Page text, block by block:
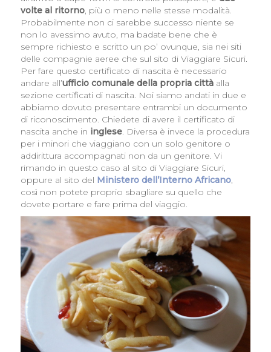
volte al ritorno, più o meno nelle stesse modalità.
Probabilmente non ci sarebbe successo niente se
non lo avessimo avuto, ma badate bene che è
sempre richiesto e scritto un po’ ovunque, sia nei siti
delle compagnie aeree che sul sito di Viaggiare Sicuri.
Per fare questo certificato di nascita è necessario
andare all’ufficio comunale della propria cittàalla
sezione certificati di nascita. Noi siamo andati in due e
abbiamo dovuto presentare entrambi un documento
di riconoscimento. Chiedete di avere il certificato di
nascita anche in inglese. Diversa è invece la procedura
per i minori che viaggiano con un solo genitore o
addirittura accompagnati non da un genitore. Vi
rimando in questo caso al sito di Viaggiare Sicuri,
oppure al sito del Ministero dell’Interno Africano,
così non potete proprio sbagliare su quello che
dovete portare e fare prima del viaggio.